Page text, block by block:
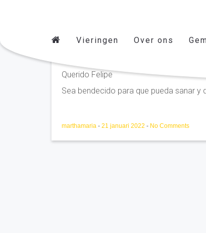
Vieringen Over ons
Querido Felipe
Sea bendecido para que pueda sanar y
marthamaria - 21 januari 2022 - No Comments